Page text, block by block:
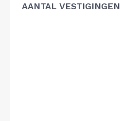
AANTAL VESTIGINGEN